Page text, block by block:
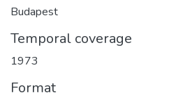
Budapest
Temporal coverage
1973
Format